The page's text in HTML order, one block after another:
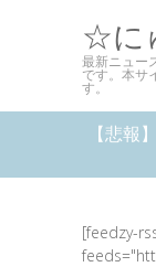
☆に
最新ニュー
です。本サ
す。
【悲報
[feedzy-